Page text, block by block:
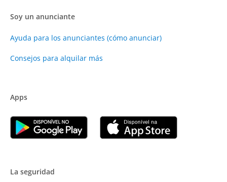
Soy un anunciante
Ayuda para los anunciantes (cómo anunciar)
Consejos para alquilar más
Apps
La seguridad